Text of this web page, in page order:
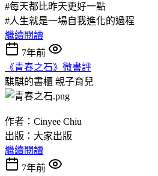
#每天都比昨天更好一點
#人生就是一場自我進化的過程
繼續閱讀
7年前
《青春之石》微書評
騏騏的書櫃 親子育兒
作者：Cinyee Chiu
出版：大家出版
繼續閱讀
7年前